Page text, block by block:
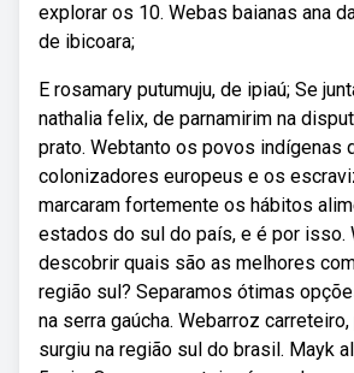
explorar os 10. Webas baianas ana
de ibicoara;
E rosamary putumuju, de ipiaú; Se
nathalia felix, de parnamirim na
prato. Webtanto os povos indígenas
colonizadores europeus e os
marcaram fortemente os hábitos
estados do sul do país, e é por isso.
descobrir quais são as melhores
região sul? Separamos ótimas
na serra gaúcha. Webarroz
surgiu na região sul do brasil. Mayk